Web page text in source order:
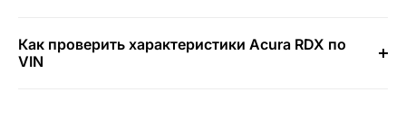
Как проверить характеристики Acura RDX по
VIN